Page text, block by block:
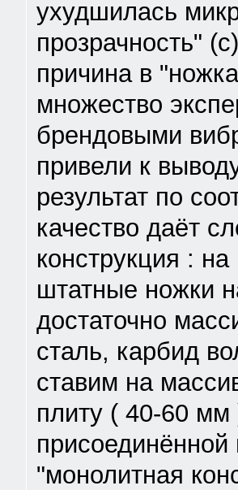
ухудшилась
прозрачность"
причина в
множество
брендовыми
привели к
результат по
качество даёт
конструкция :
штатные ножки
достаточно
сталь, карбид
ставим на
плиту ( 40-60
"монолитная